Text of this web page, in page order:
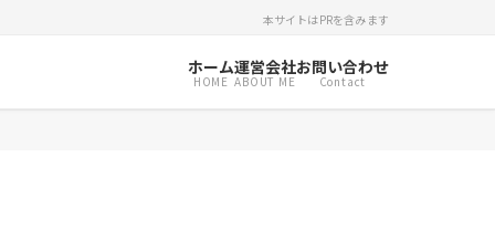
本サイトはPRを含みます
ホーム
HOME
運営会社
ABOUT ME
お問い合わせ
Contact